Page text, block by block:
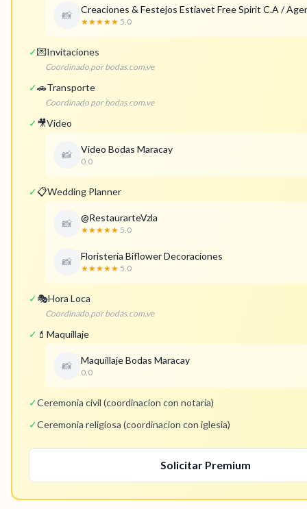
📸 Creaciones & Festejos Estiavet Free Spirit C.A /
★★★★★ 5.0
✓💌Invitaciones
Coordinado por bodas.com.ve
✓🚗Transporte
Coordinado por bodas.com.ve
✓🎥Video
📸 Video Bodas Maracay
0.0
✓📋Wedding Planner
📸 @RestaurarteVzla
★★★★★ 5.0
📸 Floristería Biflower Decoraciones
★★★★★ 5.0
✓🎭Hora Loca
Coordinado por bodas.com.ve
✓ 💄 Maquillaje
📸 Maquillaje Bodas Maracay
0.0
✓Ceremonia civil (coordinacion con notaria)
✓Ceremonia religiosa (coordinacion con iglesia)
Solicitar Premium